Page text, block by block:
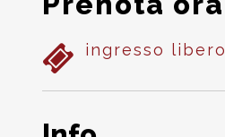
ingresso libero